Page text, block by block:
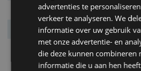
L x B x H 4.744 x
Massa leeg 1.198 kg
advertenties te
verkeer te analyseren. We
informatie over uw gebruik
met onze advertentie- en
die deze kunnen combineren
informatie die u aan hen